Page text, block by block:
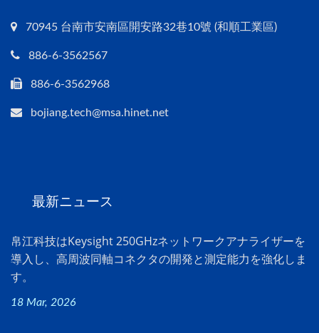
70945 台南市安南區開安路32巷10號 (和順工業區)
886-6-3562567
886-6-3562968
bojiang.tech@msa.hinet.net
最新ニュース
帛江科技はKeysight 250GHzネットワークアナライザーを
導入し、高周波同軸コネクタの開発と測定能力を強化しま
す。
18 Mar, 2026